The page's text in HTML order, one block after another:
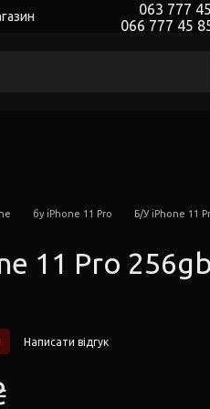
063 777
066 777 45
бу iPhone 11 Pro Б/У iPhone 11
11 Pro
Написати відгук